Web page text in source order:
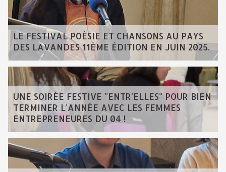
LE FESTIVAL POÉSIE ET CHANSONS AU PAYS
DES LAVANDES 11ÈME ÉDITION EN JUIN 2025.
UNE SOIRÉE FESTIVE "ENTR'ELLES" POUR BIEN
TERMINER L'ANNÉE AVEC LES FEMMES
ENTREPRENEURES DU 04 !